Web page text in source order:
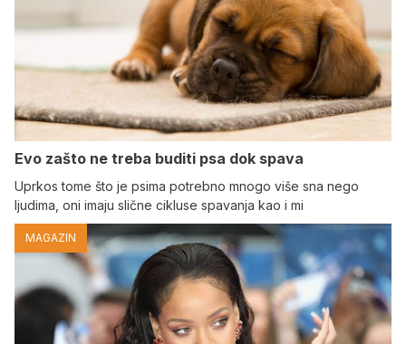
Evo zašto ne treba buditi psa dok spava
Uprkos tome što je psima potrebno mnogo više sna nego
ljudima, oni imaju slične cikluse spavanja kao i mi
MAGAZIN